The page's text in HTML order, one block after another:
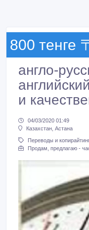
800 тенге
англо-
и
04/03/2020 01:49
Казахстан, Астана
Переводы и
Продам, предлагаю -